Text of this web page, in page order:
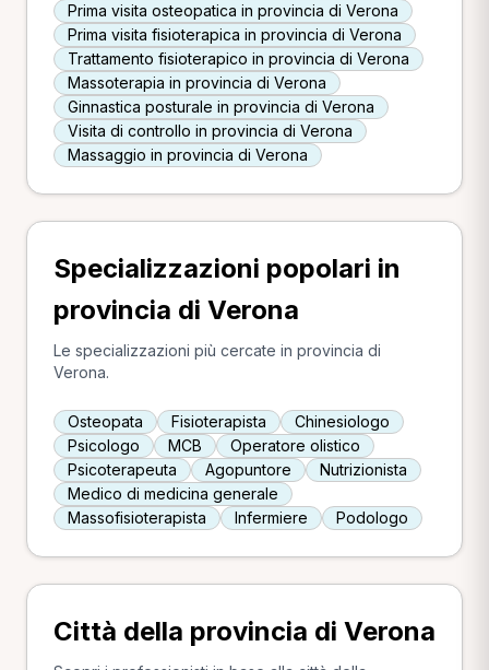
Prima visita osteopatica in provincia di Verona
Prima visita fisioterapica in provincia di Verona
Trattamento fisioterapico in provincia di Verona
Massoterapia in provincia di Verona
Ginnastica posturale in provincia di Verona
Visita di controllo in provincia di Verona
Massaggio in provincia di Verona
Specializzazioni popolari in
provincia di Verona
Le specializzazioni più cercate in provincia di
Verona.
Osteopata Fisioterapista
Chinesiologo
Psicologo
MCB
Operatore olistico
Psicoterapeuta
Agopuntore
Nutrizionista
Medico di medicina generale
Massofisioterapista
Infermiere Podologo
Città della provincia di Verona